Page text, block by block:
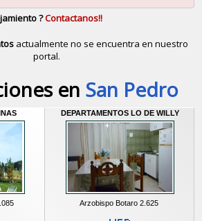
?Contactanos!!
actualmente no se encuentra en nuestro
portal.
en San Pedro
DEPARTAMENTOS LO DE WILLY
Arzobispo Botaro 2.625